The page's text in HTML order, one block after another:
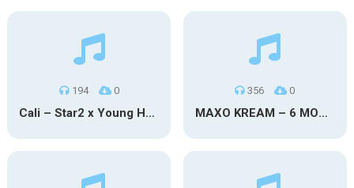
194 0
Cali – Star2 x Young Henny
356 0
MAXO KREAM – 6 MONTHS CLEAN